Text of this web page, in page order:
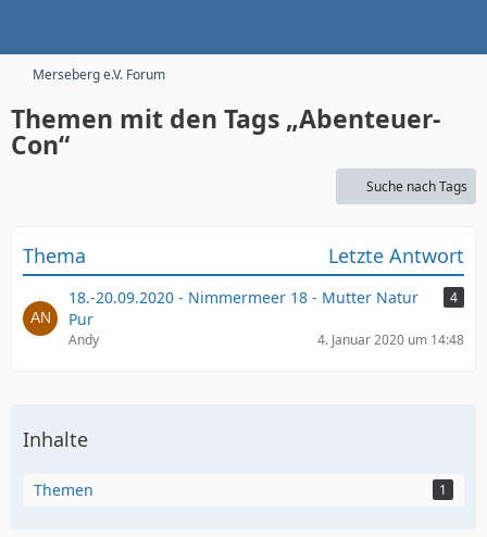
Merseberg e.V. Forum
Themen mit den Tags „Abenteuer-
Con“
Suche nach Tags
Thema Letzte Antwort
18.-20.09.2020 - Nimmermeer 18 - Mutter Natur
Pur
4
Andy 4. Januar 2020 um 14:48
Inhalte
Themen 1